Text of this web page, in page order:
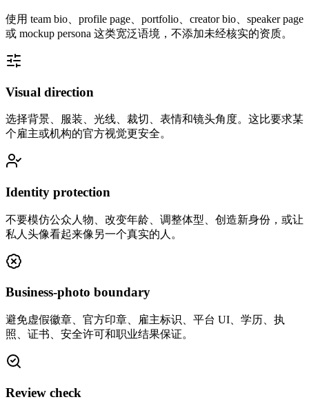
使用 team bio、profile page、portfolio、creator bio、speaker page
或 mockup persona 这类宽泛语境，不添加未经核实的资质。
Visual direction
选择背景、服装、光线、裁切、表情和镜头角度。这比要求某
个雇主或机构的官方视觉更安全。
Identity protection
不要模仿公众人物、改变年龄、调整体型、创造新身份，或让
私人头像看起来像另一个真实的人。
Business-photo boundary
避免虚假徽章、官方印章、雇主标识、平台 UI、学历、执
照、证书、安全许可和职业结果保证。
Review check